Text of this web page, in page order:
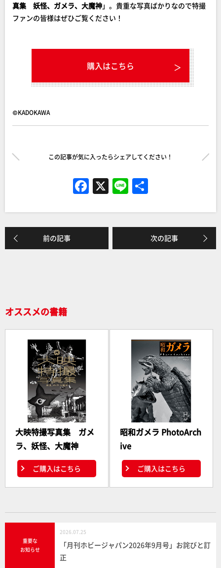
真集 妖怪、ガメラ、大魔神」。貴重な写真ばかりなので特撮
ファンの皆様はぜひご覧ください！
購入はこちら
©KADOKAWA
この記事が気に入ったらシェアしてください！
F
c
e
b
X Li
e
前の記事 次の記事
オススメの書籍
大映特撮写真集 ガメ
ラ、妖怪、大魔神
ご購入はこちら
昭和ガメラ PhotoArch
ive
ご購入はこちら
重要な
お知らせ
2026.07.25
「月刊ホビージャパン2026年9月号」お詫びと訂
正